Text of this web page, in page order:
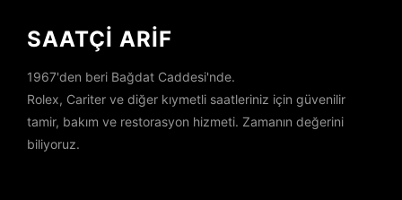
SAATÇİ ARİF
1967'den beri Bağdat Caddesi'nde.
Rolex, Cariter ve diğer kıymetli saatleriniz için güvenilir
tamir, bakım ve restorasyon hizmeti. Zamanın değerini
biliyoruz.